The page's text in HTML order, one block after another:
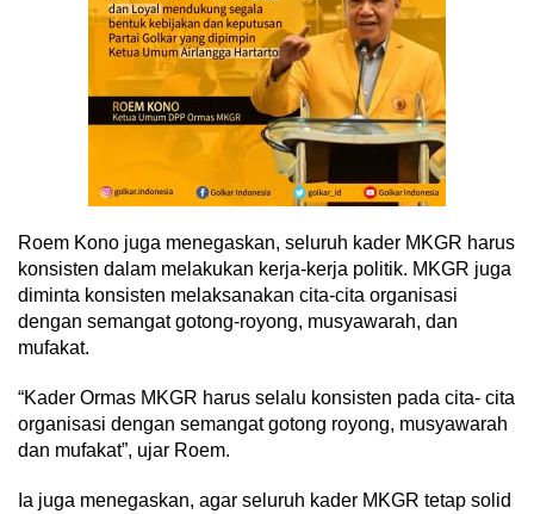
Roem Kono juga menegaskan, seluruh kader MKGR harus
konsisten dalam melakukan kerja-kerja politik. MKGR juga
diminta konsisten melaksanakan cita-cita organisasi
dengan semangat gotong-royong, musyawarah, dan
mufakat.
“Kader Ormas MKGR harus selalu konsisten pada cita- cita
organisasi dengan semangat gotong royong, musyawarah
dan mufakat”, ujar Roem.
Ia juga menegaskan, agar seluruh kader MKGR tetap solid